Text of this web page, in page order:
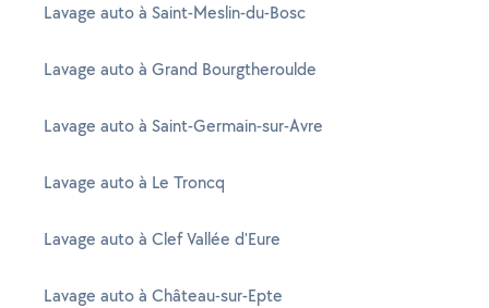
Lavage auto à Saint-Meslin-du-Bosc
Lavage auto à Grand Bourgtheroulde
Lavage auto à Saint-Germain-sur-Avre
Lavage auto à Le Troncq
Lavage auto à Clef Vallée d'Eure
Lavage auto à Château-sur-Epte